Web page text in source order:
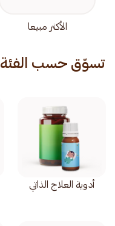
الأكثر مبيعا
تسوّق حسب الفئة
أدوية العلاج الذاتي